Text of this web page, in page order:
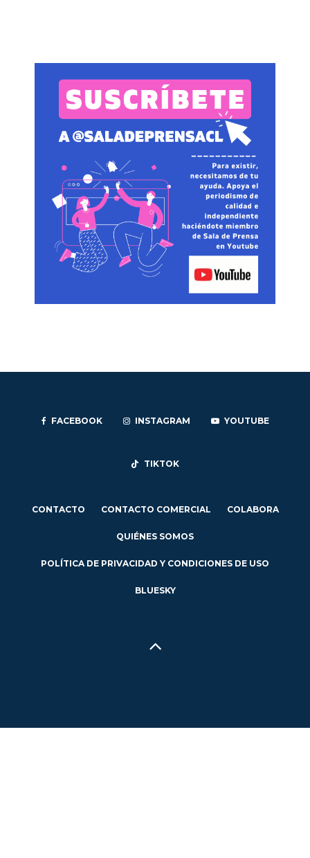
FACEBOOK INSTAGRAM YOUTUBE
TIKTOK
CONTACTO CONTACTO COMERCIAL COLABORA
QUIÉNES SOMOS
POLÍTICA DE PRIVACIDAD Y CONDICIONES DE USO
BLUESKY